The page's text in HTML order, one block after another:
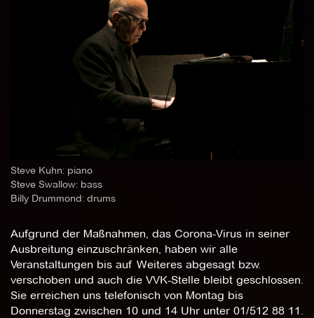
Steve Kuhn: piano
Steve Swallow: bass
Billy Drummond: drums
Aufgrund der Maßnahmen, das Corona-Virus in seiner
Ausbreitung einzuschränken, haben wir alle
Veranstaltungen bis auf Weiteres abgesagt bzw.
verschoben und auch die VVK-Stelle bleibt geschlossen.
Sie erreichen uns telefonisch von Montag bis
Donnerstag zwischen 10 und 14 Uhr unter 01/512 88 11.